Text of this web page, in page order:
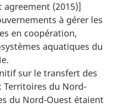
(2015)]
à gérer les
en coopération,
aquatiques du
sur le transfert des
Territoires du Nord-
du Nord-Ouest étaient